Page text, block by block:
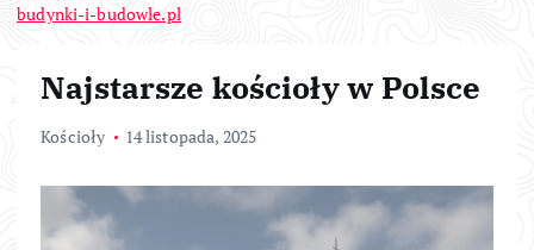
budynki-i-budowle.pl
Najstarsze kościoły w Polsce
Kościoły 14 listopada, 2025